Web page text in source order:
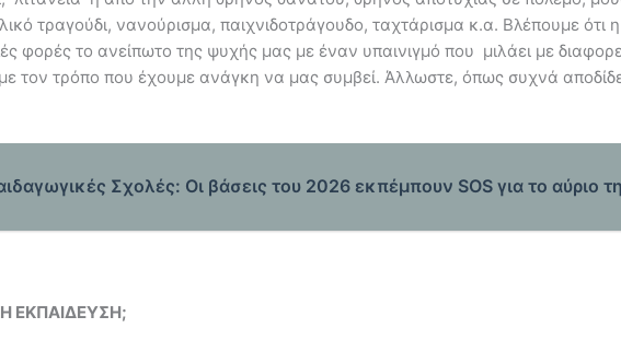
τραγούδι, νανούρισμα, παιχνιδοτράγουδο, ταχτάρισμα κ.α. Βλέπουμε ότι
φορές το ανείπωτο της ψυχής μας με έναν υπαινιγμό που μιλάει με
τον τρόπο που έχουμε ανάγκη να μας συμβεί. Άλλωστε, όπως συχνά
Σχολές: Οι βάσεις του 2026 εκπέμπουν SOS για το αύριο
ΕΚΠΑΙΔΕΥΣΗ;